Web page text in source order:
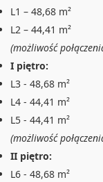
L1 – 48,68 m²
L2 – 44,41 m²
(możliwość
I piętro:
L3 - 48,68 m²
L4 - 44,41 m²
L5 - 44,41 m²
(możliwość
II piętro:
L6 - 48,68 m²